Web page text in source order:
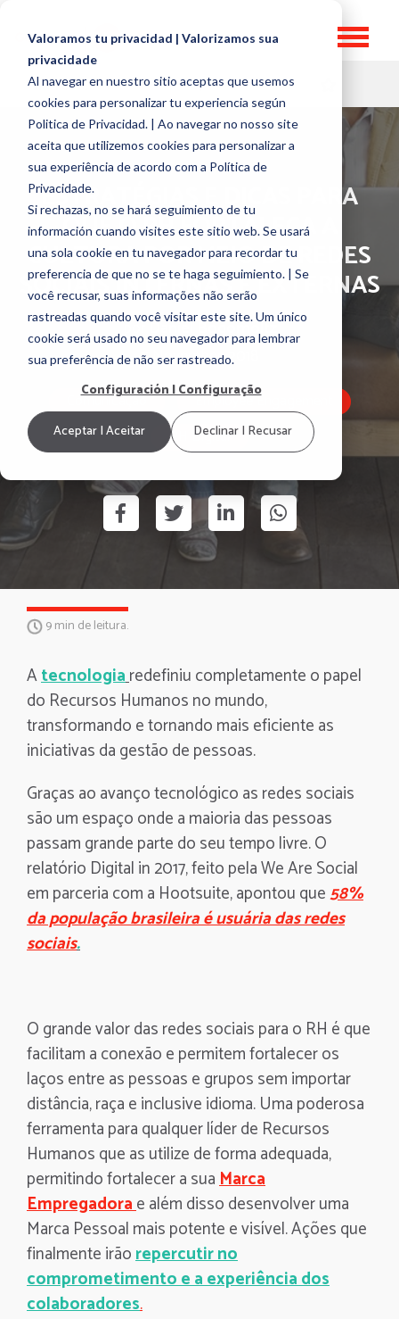
Valoramos tu privacidad | Valorizamos sua
privacidade
Al navegar en nuestro sitio aceptas que usemos
cookies para personalizar tu experiencia según
Politica de Privacidad. | Ao navegar no nosso site
aceita que utilizemos cookies para personalizar a
sua experiência de acordo com a Política de
Privacidade.
Si rechazas, no se hará seguimiento de tu
información cuando visites este sitio web. Se usará
una sola cookie en tu navegador para recordar tu
preferencia de que no se te haga seguimiento. | Se
você recusar, suas informações não serão
rastreadas quando você visitar este site. Um único
cookie será usado no seu navegador para lembrar
sua preferência de não ser rastreado.
Configuración | Configuração
Aceptar | Aceitar Declinar | Recusar
HR TOPICS
ESTRATÉGIAS E DICAS PARA
QUE O RH FORTALEÇA A
CULTURA POR MEIO DE REDES
SOCIAIS INTERNAS E EXTERNAS
porDaniel Bogomoltz
5 November, 2018
Comunicação
Employee Engagement
RH Digital
9 min de leitura.
Atecnologiaredefiniu completamente o papel
do Recursos Humanos no mundo,
transformando e tornando mais eficiente as
iniciativas da gestão de pessoas.
Graças ao avanço tecnológico as redes sociais
são um espaço onde a maioria das pessoas
passam grande parte do seu tempo livre. O
relatório Digital in 2017, feito pela We Are Social
em parceria com a Hootsuite, apontou que58%
da população brasileira é usuária das redes
sociais.
O grande valor das redes sociais para o RH é que
facilitam a conexão e permitem fortalecer os
laços entre as pessoas e grupos sem importar
distância, raça e inclusive idioma. Uma poderosa
ferramenta para qualquer líder de Recursos
Humanos que as utilize de forma adequada,
permitindo fortalecer a suaMarca
Empregadorae além disso desenvolver uma
Marca Pessoal mais potente e visível. Ações que
finalmente irãorepercutir no
comprometimento e a experiência dos
colaboradores.